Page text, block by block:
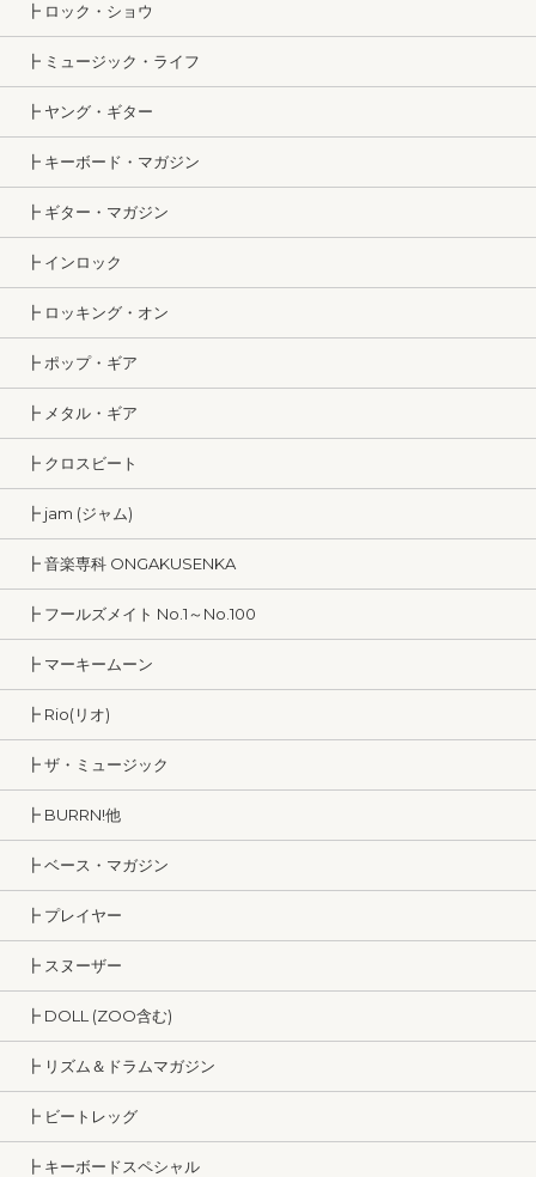
┣ ロック・ショウ
┣ ミュージック・ライフ
┣ ヤング・ギター
┣ キーボード・マガジン
┣ ギター・マガジン
┣ インロック
┣ ロッキング・オン
┣ ポップ・ギア
┣ メタル・ギア
┣ クロスビート
┣ jam (ジャム)
┣ 音楽専科 ONGAKUSENKA
┣ フールズメイト No.1～No.100
┣ マーキームーン
┣ Rio(リオ)
┣ ザ・ミュージック
┣ BURRN!他
┣ ベース・マガジン
┣ プレイヤー
┣ スヌーザー
┣ DOLL (ZOO含む)
┣ リズム＆ドラムマガジン
┣ ビートレッグ
┣ キーボードスペシャル